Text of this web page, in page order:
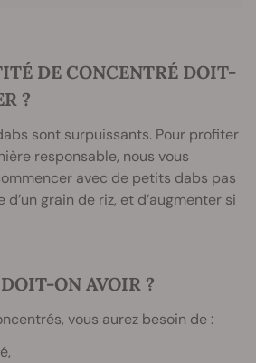
DE CONCENTRÉ DOIT-
?
sont surpuissants. Pour profiter
responsable, nous vous
avec de petits dabs pas
grain de riz, et d’augmenter si
ON AVOIR ?
vous aurez besoin de :